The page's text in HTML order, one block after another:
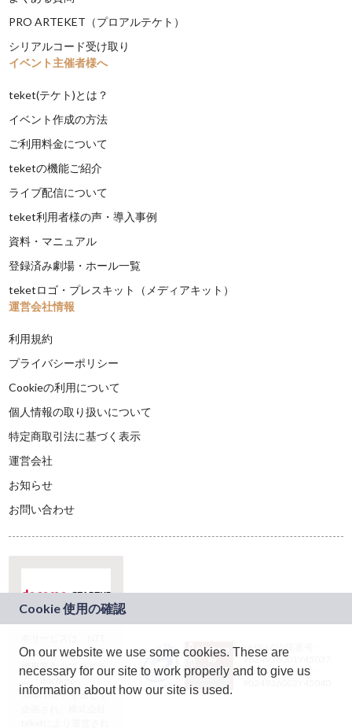
PRO ARTEKET（プロアルテケト）
シリアルコード受け取り
イベント主催者様へ
teket(テケト)とは？
イベント作成の方法
ご利用料金について
teketの機能ご紹介
ライブ配信について
teket利用者様の声・導入事例
資料・マニュアル
登録済み劇場・ホール一覧
teketロゴ・プレスキット（メディアキット）
運営会社情報
利用規約
プライバシーポリシー
Cookieの利用について
個人情報の取り扱いについて
特定商取引法に基づく表示
運営会社
お知らせ
お問い合わせ
ドコモグループの新
規事業創出プログラ
ム「docomo
STARTUP」を通じて
JASRAC許諾番号：
9024936001Y45037
JASRAC許諾番号：
On our website we use some cookies. These are
necessary for our site to work properly and to give us
information about how our site is used.